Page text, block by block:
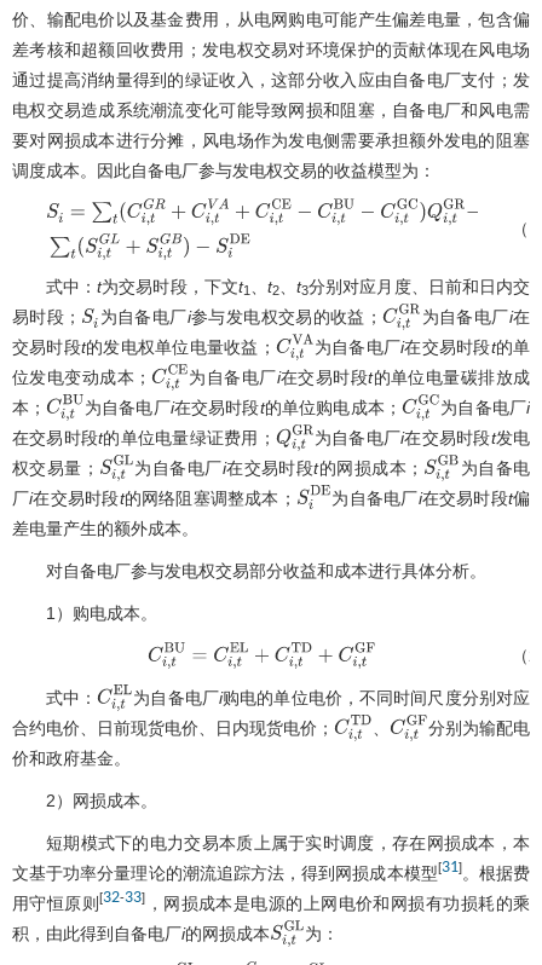
价、输配电价以及基金费用，从电网购电可能产生偏差电量，包含偏
差考核和超额回收费用；发电权交易对环境保护的贡献体现在风电场
通过提高消纳量得到的绿证收入，这部分收入应由自备电厂支付；发
电权交易造成系统潮流变化可能导致网损和阻塞，自备电厂和风电需
要对网损成本进行分摊，风电场作为发电侧需要承担额外发电的阻塞
调度成本。因此自备电厂参与发电权交易的收益模型为：
Si=∑t tGR+ VA+C tG
（
式中：t为交易时段，下文t1 t2、t3分别对应月度、日前和日内交
易时段；
Si
为自备电厂i参与发电权交易的收益； Ci,tGR
为自备电厂i在
交易时段t的发电权单位电量收益； Ci,tVA
为自备电厂i在交易时段t的单
位发电变动成本；
Ci, tCE
为自备电厂i在交易时段t的单位电量碳排放成
本；
Ci,tBU
为自备电厂i在交易时段t的单位购电成本； Ci,tGC
为自备电厂i
在交易时段t的单位电量绿证费用； Qi,tGR
为自备电厂i在交易时段t发电
权交易量；
Si, tGL
为自备电厂i在交易时段t的网损成本； Si,tGB
为自备电
厂i在交易时段t的网络阻塞调整成本； SiDE
为自备电厂i在交易时段t偏
差电量产生的额外成本。
对自备电厂参与发电权交易部分收益和成本进行具体分析。
1）购电成本。
Ci,t BU=C i,tEL+C tTD+Ci （
式中： Ci,tEL
为自备电厂i购电的单位电价，不同时间尺度分别对应
合约电价、日前现货电价、日内现货电价；
C tTD Ci,tGF
分别为输配电
价和政府基金。
2）网损成本。
短期模式下的电力交易本质上属于实时调度，存在网损成本，本
文基于功率分量理论的潮流追踪方法，得到网损成本模型[31]。根据费
用守恒原则[32-33]
，网损成本是电源的上网电价和网损有功损耗的乘
积，由此得到自备电厂i的网损成本 Si, G
为：